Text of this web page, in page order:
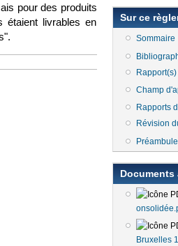
pour des produits
étaient livrables en
Sur ce
Sommaire
Champ
Rapports
Révision
Préambule
Documents
Bruxelles